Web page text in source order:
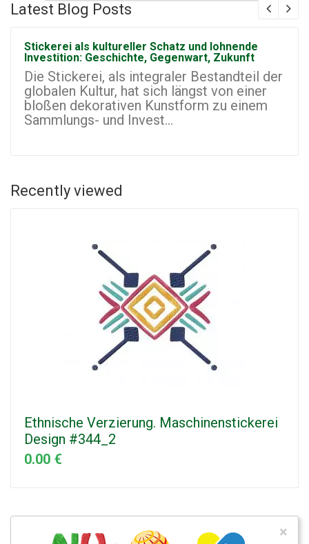
Latest Blog Posts
Stickerei als kultureller Schatz und lohnende
Investition: Geschichte, Gegenwart, Zukunft
Die Stickerei, als integraler Bestandteil der
globalen Kultur, hat sich längst von einer
bloßen dekorativen Kunstform zu einem
Sammlungs- und Invest...
Recently viewed
Ethnische Verzierung. Maschinenstickerei
Design #344_2
0.00 €
×